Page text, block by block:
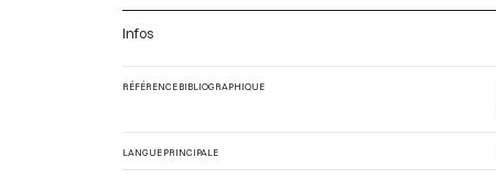
Infos
RÉFÉRENCE BIBLIOGRAPHIQUE
LANGUE PRINCIPALE